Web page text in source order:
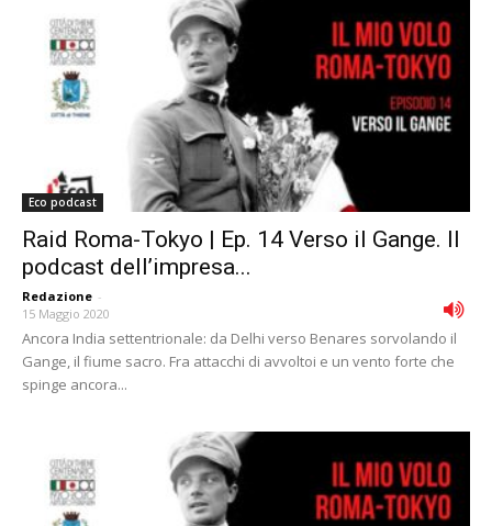
Eco podcast
Raid Roma-Tokyo | Ep. 14 Verso il Gange. Il
podcast dell’impresa...
Redazione -
15 Maggio 2020
Ancora India settentrionale: da Delhi verso Benares sorvolando il
Gange, il fiume sacro. Fra attacchi di avvoltoi e un vento forte che
spinge ancora...